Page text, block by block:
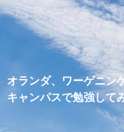
オランダ、ワーゲニン
キャンパスで勉強して